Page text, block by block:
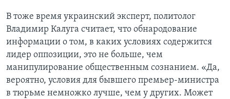
В тоже время украинский эксперт, политолог
Владимир Калуга считает, что обнародование
информации о том, в каких условиях содержится
лидер оппозиции, это не больше, чем
манипулирование общественным сознанием. «Да,
вероятно, условия для бывшего премьер-министра
в тюрьме немножко лучше, чем у других. Может